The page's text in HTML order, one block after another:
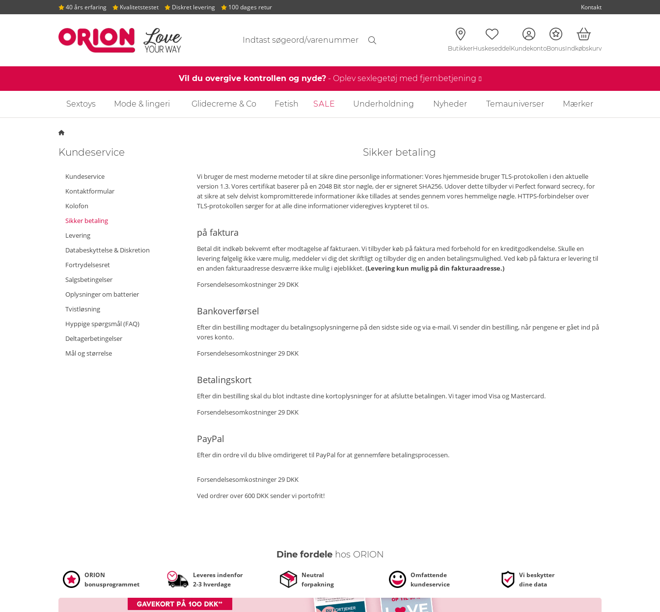
40 års erfaring Kvalitetstestet Diskret levering 100 dages retur Kontakt
Søgeforslag
Søgning
ButikkerHuskeseddelKundekontoBonusIndkøbskurv
Vil du overgive kontrollen og nyde?- Oplev sexlegetøj med fjernbetjening
Sextoys Mode & lingeri Glidecreme & Co Fetish SALE Underholdning Nyheder Temauniverser Mærker
Startside
Kundeservice
Kundeservice
Kontaktformular
Kolofon
Sikker betaling
Levering
Databeskyttelse & Diskretion
Fortrydelsesret
Salgsbetingelser
Oplysninger om batterier
Tvistløsning
Hyppige spørgsmål (FAQ)
Deltagerbetingelser
Mål og størrelse
Sikker betaling
Vi bruger de mest moderne metoder til at sikre dine personlige informationer: Vores hjemmeside bruger TLS-protokollen i den aktuelle
version 1.3. Vores certifikat baserer på en 2048 Bit stor nøgle, der er signeret SHA256. Udover dette tilbyder vi Perfect forward secrecy, for
at sikre at selv delvist kompromitterede informationer ikke tillades at sendes gennem vores hemmelige nøgle. HTTPS-forbindelser over
TLS-protokollen sørger for at alle dine informationer videregives krypteret til os.
på faktura
Betal dit indkøb bekvemt efter modtagelse af fakturaen. Vi tilbyder køb på faktura med forbehold for en kreditgodkendelse. Skulle en
levering følgelig ikke være mulig, meddeler vi dig det skriftligt og tilbyder dig en anden betalingsmulighed. Ved køb på faktura er levering til
en anden fakturaadresse desværre ikke mulig i øjeblikket.(Levering kun mulig på din fakturaadresse.)
Forsendelsesomkostninger 29 DKK
Bankoverførsel
Efter din bestilling modtager du betalingsoplysningerne på den sidste side og via e-mail. Vi sender din bestilling, når pengene er gået ind på
vores konto.
Forsendelsesomkostninger 29 DKK
Betalingskort
Efter din bestilling skal du blot indtaste dine kortoplysninger for at afslutte betalingen. Vi tager imod Visa og Mastercard.
Forsendelsesomkostninger 29 DKK
PayPal
Efter din ordre vil du blive omdirigeret til PayPal for at gennemføre betalingsprocessen.
Forsendelsesomkostninger 29 DKK
Ved ordrer over 600 DKK sender vi portofrit!
Dine fordelehos ORION
ORION
bonusprogrammet
Leveres indenfor
2-3 hverdage
Neutral
forpakning
Omfattende
kundeservice
Vi beskytter
dine data